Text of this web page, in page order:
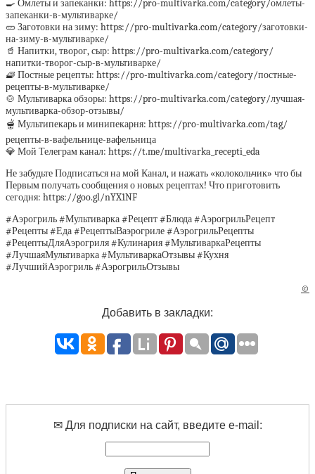
🍳 Омлеты и запеканки: https://pro-multivarka.com/category/омлеты-
запеканки-в-мультиварке/
🥒 Заготовки на зиму: https://pro-multivarka.com/category/заготовки-
на-зиму-в-мультиварке/
🥤 Напитки, творог, сыр: https://pro-multivarka.com/category/
напитки-творог-сыр-в-мультиварке/
🧇 Постные рецепты: https://pro-multivarka.com/category/постные-
рецепты-в-мультиварке/
🍲 Мультиварка обзоры: https://pro-multivarka.com/category/лучшая-
мультиварка-обзор-отзывы/
🫕 Мультипекарь и минипекарня: https://pro-multivarka.com/tag/
рецепты-в-вафельнице-вафельница
💎 Мой Телеграм канал: https://t.me/multivarka_recepti_eda
Не забудьте Подписаться на мой Канал, и нажать «колокольчик» что бы
Первым получать сообщения о новых рецептах! Что приготовить
сегодня: https://goo.gl/nYX1NF
#Аэрогриль #Мультиварка #Рецепт #Блюда #АэрогрильРецепт
#Рецепты #Еда #РецептыВаэрогриле #АэрогрильРецепты
#РецептыДляАэрогриля #Кулинария #МультиваркаРецепты
#ЛучшаяМультиварка #МультиваркаОтзывы #Кухня
#ЛучшийАэрогриль #АэрогрильОтзывы
©
Добавить в закладки:
✉ Для подписки на сайт, введите e-mail: